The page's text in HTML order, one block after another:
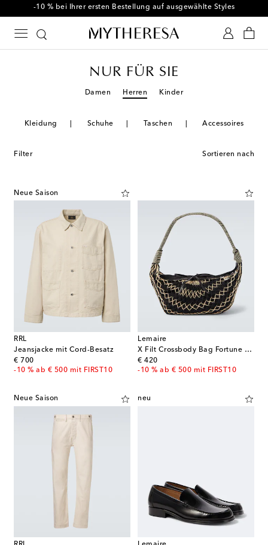
-10 % bei Ihrer ersten Bestellung auf ausgewählte Styles
NUR FÜR SIE
Damen Herren Kinder
Kleidung Schuhe Taschen Accessoires
Filter Sortieren nach
Neue Saison
RRL
Jeansjacke mit Cord-Besatz
€ 700
original price
-10 % ab € 500 mit FIRST10
Lemaire
X Filt Crossbody Bag Fortune Croissant
€ 420
original price
-10 % ab € 500 mit FIRST10
Neue Saison neu